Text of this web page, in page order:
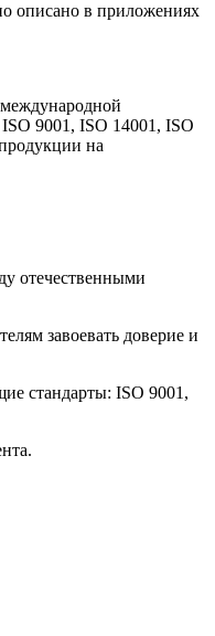
описано в приложениях
9001, ISO 14001, ISO
на
отечественными
завоевать доверие и
стандарты: ISO 9001,